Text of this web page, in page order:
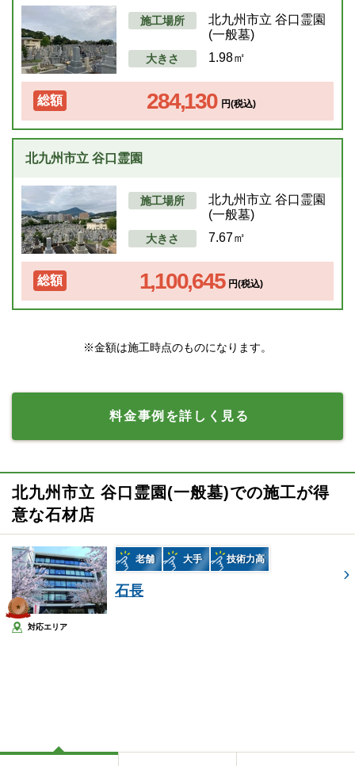
施工場所
北九州市立 谷口霊園
(一般墓)
大きさ 1.98㎡
総額 284,130 円(税込)
北九州市立 谷口霊園
施工場所
北九州市立 谷口霊園
(一般墓)
大きさ 7.67㎡
総額 1,100,645 円(税込)
※金額は施工時点のものになります。
料金事例を詳しく見る
北九州市立 谷口霊園(一般墓)での施工が得
意な石材店
老舗 大手 技術力高
石長
対応エリア